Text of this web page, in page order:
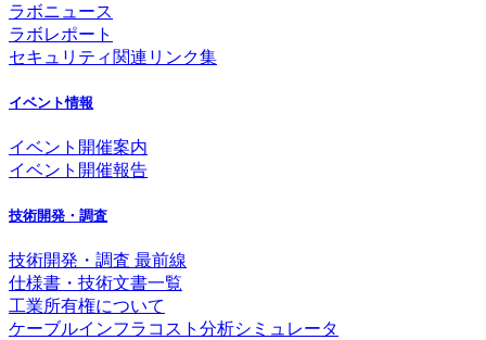
ラボニュース
ラボレポート
セキュリティ関連リンク集
イベント情報
イベント開催案内
イベント開催報告
技術開発・調査
技術開発・調査 最前線
仕様書・技術文書一覧
工業所有権について
ケーブルインフラコスト分析シミュレータ